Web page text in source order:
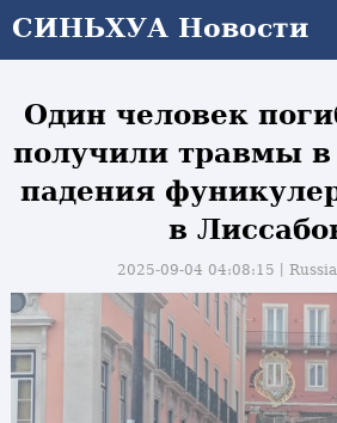
СИНЬХУА Новости
СИНЬХУА Новости
Один человек
получили травмы в
падения
в
2025-09-04 04:08:15丨